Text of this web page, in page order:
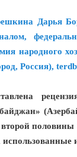
Дарья
народного
Россия),
второй
использованные